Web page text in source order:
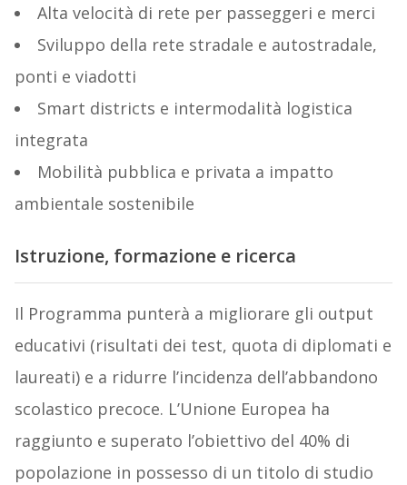
Alta velocità di rete per passeggeri e merci
Sviluppo della rete stradale e autostradale,
ponti e viadotti
Smart districts e intermodalità logistica
integrata
Mobilità pubblica e privata a impatto
ambientale sostenibile
Istruzione, formazione e ricerca
Il Programma punterà a migliorare gli output
educativi (risultati dei test, quota di diplomati e
laureati) e a ridurre l’incidenza dell’abbandono
scolastico precoce. L’Unione Europea ha
raggiunto e superato l’obiettivo del 40% di
popolazione in possesso di un titolo di studio